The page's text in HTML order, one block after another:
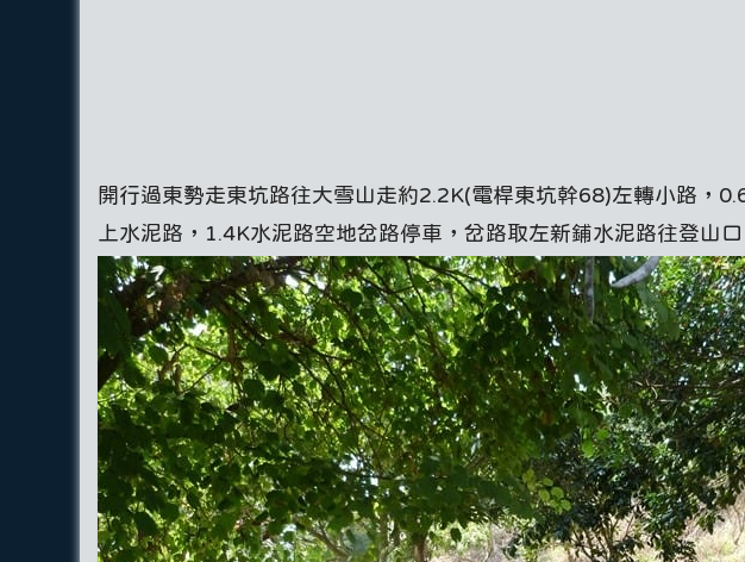
開行過東勢走東坑路往大雪山走約2.2K(電桿東坑幹68)左轉小路，
上水泥路，1.4K水泥路空地岔路停車，岔路取左新鋪水泥路往登山口